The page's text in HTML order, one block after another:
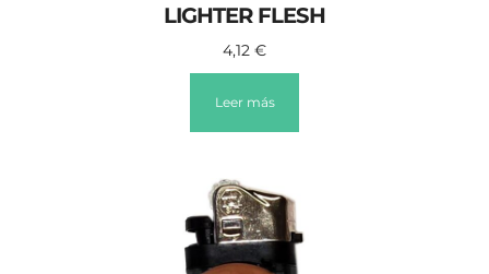
LIGHTER FLESH
4,12 €
Leer más